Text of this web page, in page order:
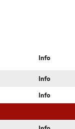
Info
Info
Info